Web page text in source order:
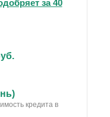
за 40
кредита в